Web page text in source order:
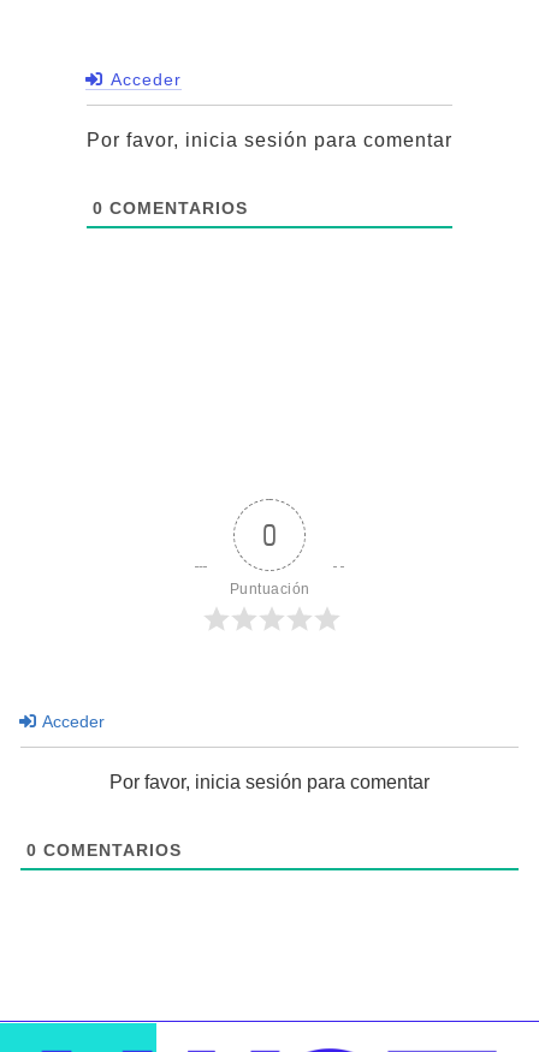
Acceder
Por favor, inicia sesión para comentar
0 COMENTARIOS
0
Puntuación
Acceder
Por favor, inicia sesión para comentar
0 COMENTARIOS